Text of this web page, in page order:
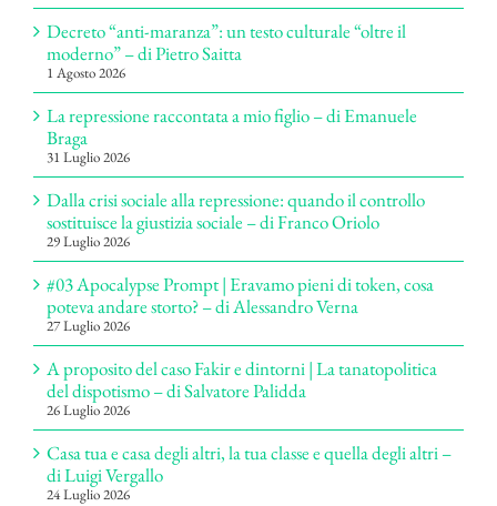
Decreto “anti-maranza”: un testo culturale “oltre il
moderno” – di Pietro Saitta
1 Agosto 2026
La repressione raccontata a mio figlio – di Emanuele
Braga
31 Luglio 2026
Dalla crisi sociale alla repressione: quando il controllo
sostituisce la giustizia sociale – di Franco Oriolo
29 Luglio 2026
#03 Apocalypse Prompt | Eravamo pieni di token, cosa
poteva andare storto? – di Alessandro Verna
27 Luglio 2026
A proposito del caso Fakir e dintorni | La tanatopolitica
del dispotismo – di Salvatore Palidda
26 Luglio 2026
Casa tua e casa degli altri, la tua classe e quella degli altri –
di Luigi Vergallo
24 Luglio 2026